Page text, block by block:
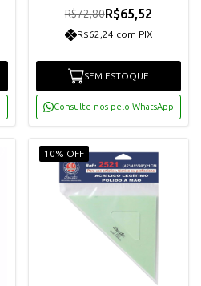
R$72,80R$65,52
R$62,24 com PIX
SEM ESTOQUE
Consulte-nos pelo WhatsApp
10% OFF